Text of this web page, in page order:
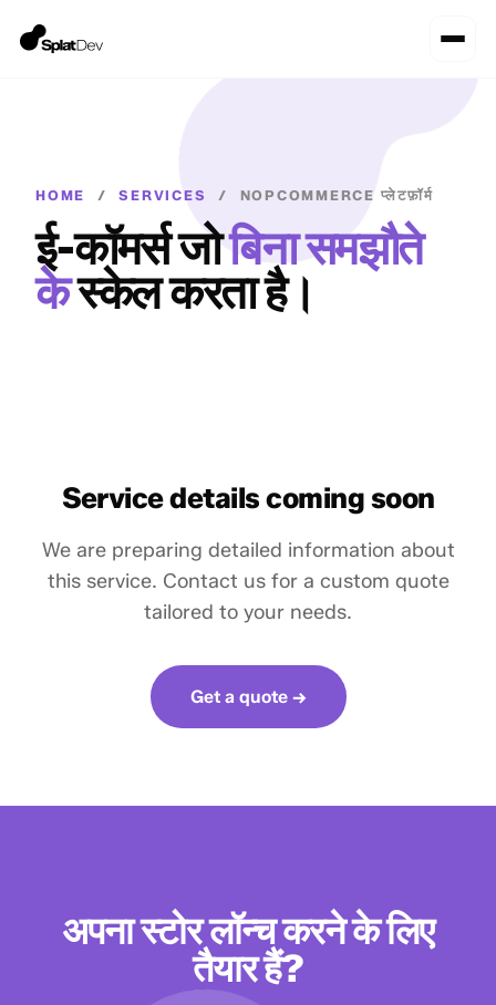
HOME / SERVICES / NOPCOMMERCE प्लेटफ़ॉर्म
ई-कॉमर्स जोबिना समझौते
केस्केल करता है।
Service details coming soon
We are preparing detailed information about
this service. Contact us for a custom quote
tailored to your needs.
Get a quote →
अपना स्टोर लॉन्च करने के लिए
तैयार हैं?